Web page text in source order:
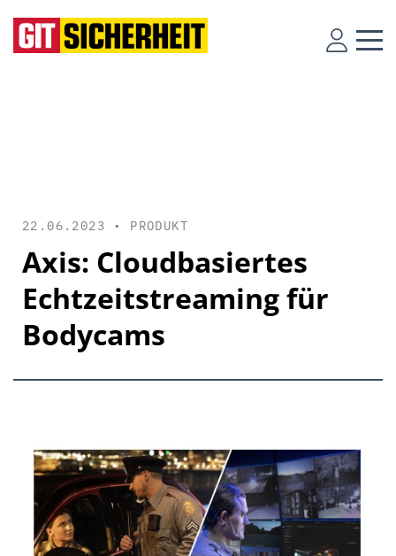
22.06.2023 • PRODUKT
Axis: Cloudbasiertes
Echtzeitstreaming für
Bodycams